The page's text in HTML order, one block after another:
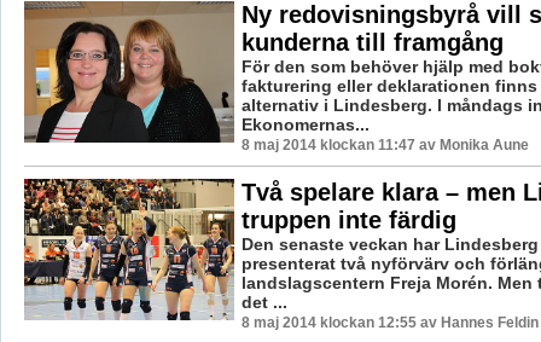
Ny redovisningsbyrå vill
kunderna till framgång
För den som behöver hjälp med
fakturering eller deklarationen
alternativ i Lindesberg. I måndags
Ekonomernas...
8 maj 2014 klockan 11:47 av Monika Aune
Två spelare klara – men
truppen inte färdig
Den senaste veckan har
presenterat två nyförvärv och
landslagscentern Freja Morén.
det ...
8 maj 2014 klockan 12:55 av Hannes Feldin